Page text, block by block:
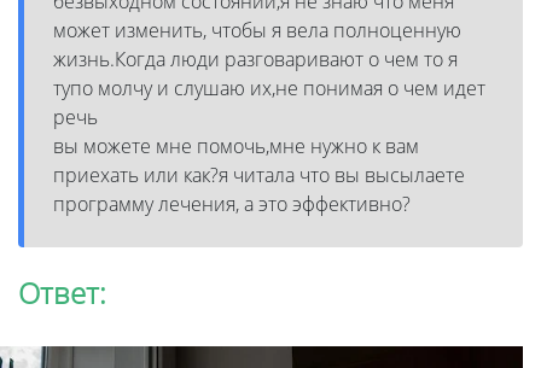
может изменить, чтобы я вела полноценную
жизнь.Когда люди разговаривают о чем то я
тупо молчу и слушаю их,не понимая о чем идет
речь
вы можете мне помочь,мне нужно к вам
приехать или как?я читала что вы высылаете
программу лечения, а это эффективно?
Ответ: